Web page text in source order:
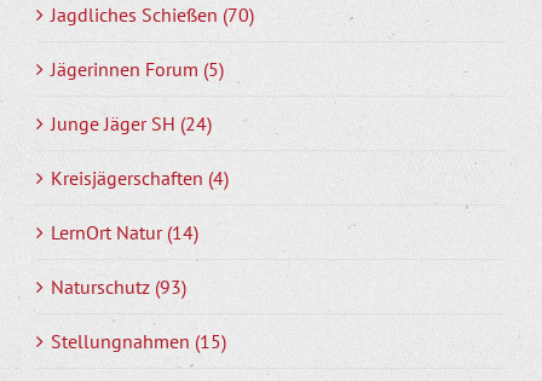
Jagdliches Schießen (70)
Jägerinnen Forum (5)
Junge Jäger SH (24)
Kreisjägerschaften (4)
LernOrt Natur (14)
Naturschutz (93)
Stellungnahmen (15)